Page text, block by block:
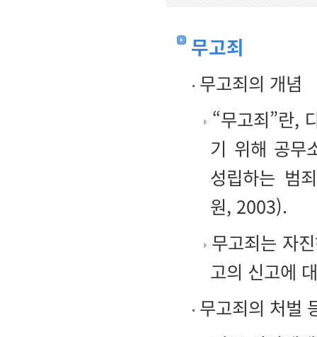
무고죄
무고죄의 개념
“무고죄”란,
기 위해 공무
성립하는 범
원, 2003).
무고죄는 자
고의 신고에
무고죄의 처벌